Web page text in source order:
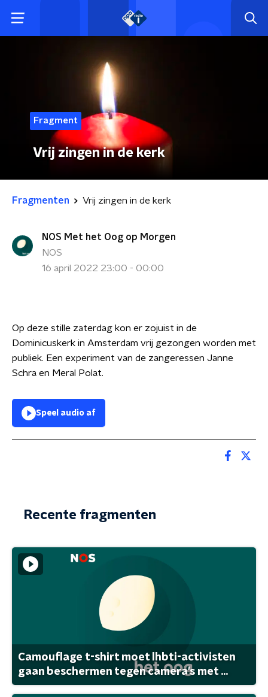
Fragment
Vrij zingen in de kerk
Fragmenten Vrij zingen in de kerk
NOS Met het Oog op Morgen
NOS
16 april 2022 23:00 - 00:00
Op deze stille zaterdag kon er zojuist in de
Dominicuskerk in Amsterdam vrij gezongen worden met
publiek. Een experiment van de zangeressen Janne
Schra en Meral Polat.
Speel audio af
Recente fragmenten
Camouflage t-shirt moet lhbti-activisten
gaan beschermen tegen camera's met ...